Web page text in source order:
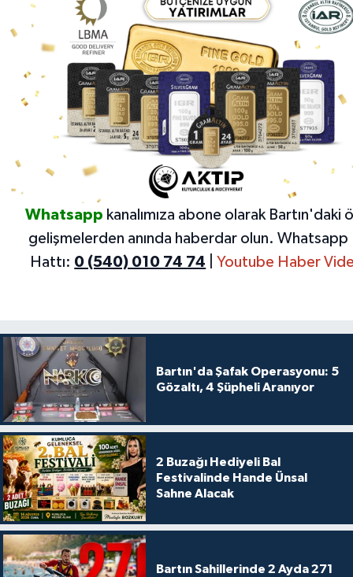
Whatsapp kanalımıza abone olarak Bartın'daki
gelişmelerden anında haberdar olun. Whatsapp
Hattı: 0 (540) 010 74 74 Youtube Haber
Bartın'da Şafak Operasyonu: 5
Gözaltı, 4 Şüpheli Aranıyor
2 Buzağı Hediyeli Bal
Festivalinde Hande Ünsal
Sahne Alacak
Bartın Sahillerinde 2 Ayda 271